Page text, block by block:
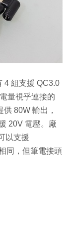
4 組支援 QC3.0
量視乎連接的
80W 輸出，
20V 電壓。廠
以支援
同，但筆電接頭